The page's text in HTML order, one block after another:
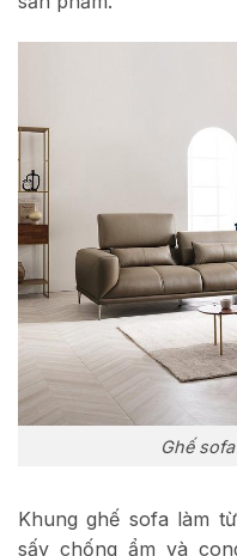
Ghế
Khung ghế sofa làm
sấy chống ẩm và